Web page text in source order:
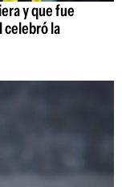
y que fue
celebró la